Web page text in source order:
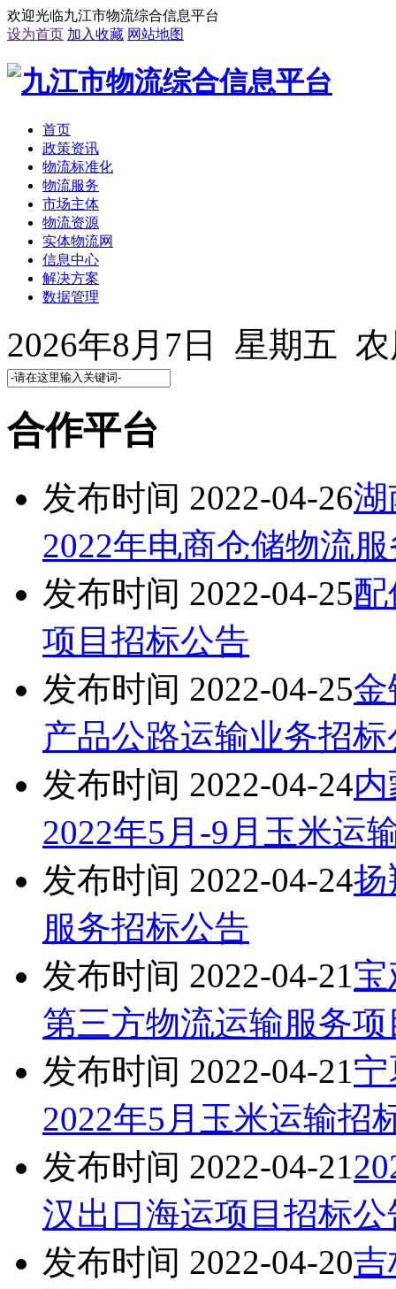
欢迎光临九江市物流综合信息平台
设为首页 加入收藏 网站地图
首页
政策资讯
物流标准化
物流服务
市场主体
物流资源
实体物流网
信息中心
解决方案
数据管理
2026年8月7日 星期五
合作平台
发布时间 2022-04-26湖
2022年电商仓储物流
发布时间 2022-04-25
项目招标公告
发布时间 2022-04-25
产品公路运输业务招
发布时间 2022-04-24
2022年5月-9月玉米运
发布时间 2022-04-24扬
服务招标公告
发布时间 2022-04-21
第三方物流运输服务
发布时间 2022-04-21
2022年5月玉米运输招
发布时间 2022-04-21
汉出口海运项目招标公
发布时间 2022-04-20吉